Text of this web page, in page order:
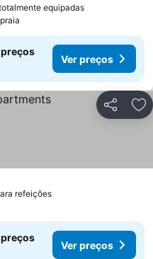
equipadas
preços
Ver preços
Partilhar
refeições
preços
Ver preços